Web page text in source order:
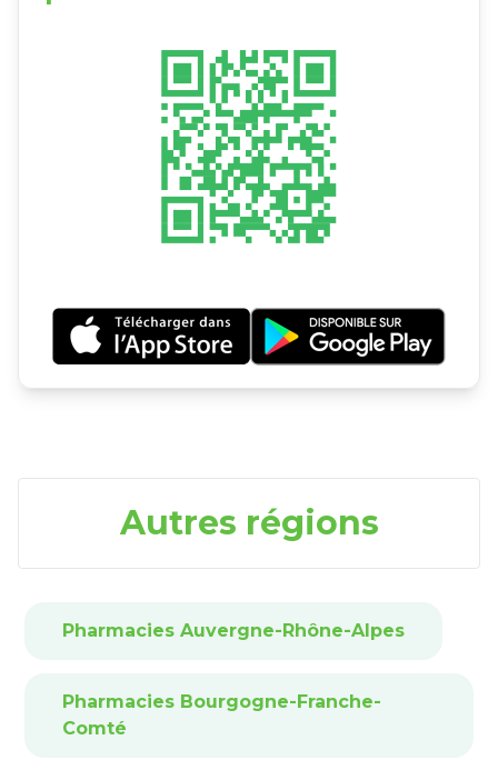
Autres régions
Pharmacies Auvergne-Rhône-Alpes
Pharmacies Bourgogne-Franche-
Comté